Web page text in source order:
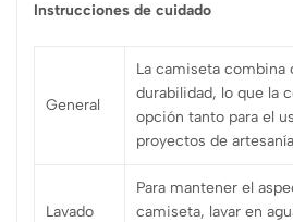
Instrucciones de cuidado
General
La camiseta
durabilidad, lo que la
opción tanto para el
proyectos de
Lavado
Para mantener el
camiseta, lavar en